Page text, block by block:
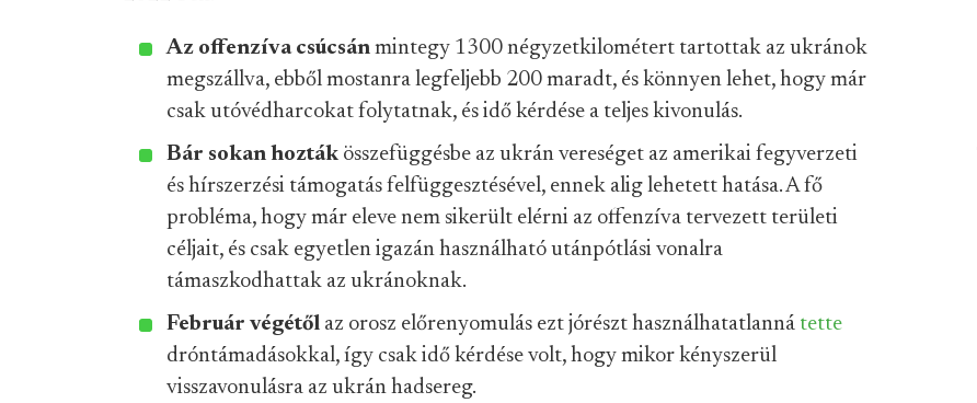
Az offenzíva csúcsán mintegy 1300 négyzetkilométert tartottak az ukránok
megszállva, ebből mostanra legfeljebb 200 maradt, és könnyen lehet, hogy már
csak utóvédharcokat folytatnak, és idő kérdése a teljes kivonulás.
Bár sokan hozták összefüggésbe az ukrán vereséget az amerikai fegyverzeti
és hírszerzési támogatás felfüggesztésével, ennek alig lehetett hatása. A fő
probléma, hogy már eleve nem sikerült elérni az offenzíva tervezett területi
céljait, és csak egyetlen igazán használható utánpótlási vonalra
támaszkodhattak az ukránoknak.
Február végétől az orosz előrenyomulás ezt jórészt használhatatlanná tette
dróntámadásokkal, így csak idő kérdése volt, hogy mikor kényszerül
visszavonulásra az ukrán hadsereg.